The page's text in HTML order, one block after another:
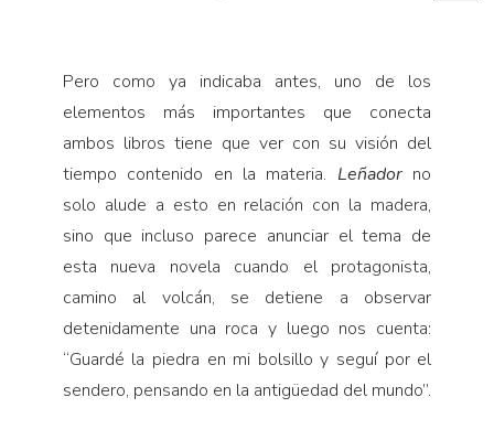
Pero como ya indicaba antes, uno de los
elementos más importantes que conecta
ambos libros tiene que ver con su visión del
tiempo contenido en la materia. Leñador no
solo alude a esto en relación con la madera,
sino que incluso parece anunciar el tema de
esta nueva novela cuando el protagonista,
camino al volcán, se detiene a observar
detenidamente una roca y luego nos cuenta:
“Guardé la piedra en mi bolsillo y seguí por el
sendero, pensando en la antigüedad del mundo”.